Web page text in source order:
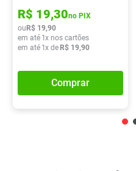
R$ 19,30no PIX
ou R$ 19,90
em até 1x nos cartões
em até 1x de R$ 19,90
Comprar